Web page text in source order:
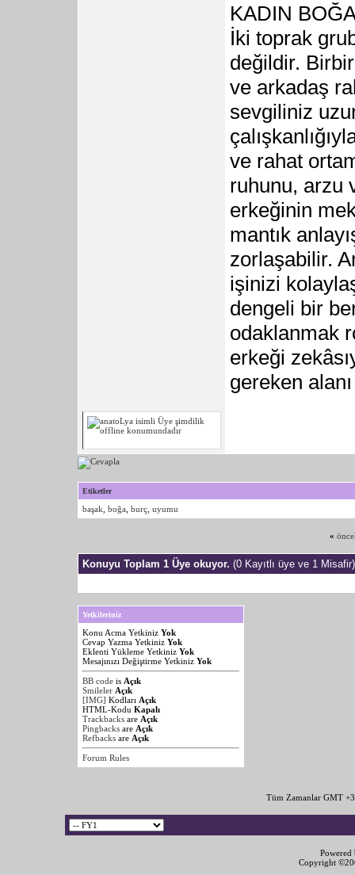
KADIN
İki toprak
değildir.
ve arkadaş
sevgiliniz
ve rahat
ruhunu, arzu
erkeğinin
mantık
zorlaşabilir.
işinizi
dengeli bir
odaklanmak
erkeği
gereken
Etiketler
başak boğa burç uyumu
«
Konuyu Toplam 1 Üye okuyor. (0 Kayıtlı üye ve 1 Misafir)
Yetkileriniz
Konu Acma Yetkiniz Yok
Cevap Yazma Yetkiniz Yok
Eklenti Yükleme Yetkiniz Yok
Mesajınızı Değiştirme Yetkiniz Yok
BB code is Açık
Smileler Açık
[IMG] Kodları Açık
HTML-Kodu Kapalı
Trackbacks are Açık
Pingbacks are Açık
Refbacks are Açık
Forum Rules
Tüm Zamanlar GMT
Copyright